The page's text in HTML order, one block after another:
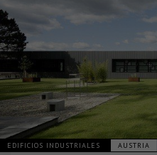
EDIFICIOS INDUSTRIALES AUSTRIA